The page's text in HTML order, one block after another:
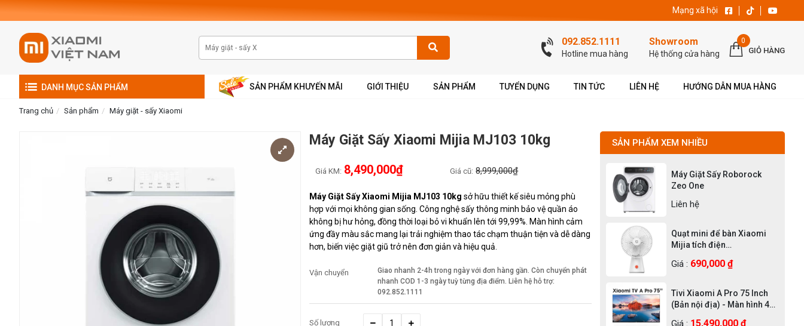
Mạng xã hội
092.852.1111
Hotline mua hàng
Showroom
Hệ thống cửa hàng
0
GIỎ HÀNG
DANH MỤC SẢN PHẨM SẢN PHẨM KHUYẾN MÃI GIỚI THIỆU SẢN PHẨM TUYỂN DỤNG TIN TỨC LIÊN HỆ HƯỚNG DẪN MUA HÀNG
Trang chủ Sản phẩm Máy giặt - sấy Xiaomi
Máy Giặt Sấy Xiaomi Mijia MJ103 10kg
Giá KM: 8,490,000₫ Giá cũ: 8,999,000₫
Máy Giặt Sấy Xiaomi Mijia MJ103 10kg sở hữu thiết kế siêu mỏng phù
hợp với mọi không gian sống. Công nghệ sấy thông minh bảo vệ quần áo
không bị hư hỏng, đồng thời loại bỏ vi khuẩn lên tới 99,99%. Màn hình cảm
ứng đầy màu sắc mang lại trải nghiệm thao tác chạm thuận tiện và dễ dàng
hơn, biến việc giặt giũ trở nên đơn giản và hiệu quả.
Vận chuyển
Giao nhanh 2-4h trong ngày với đơn hàng gần. Còn chuyển phát
nhanh COD 1-3 ngày tuỳ từng địa điểm. Liên hệ hỗ trợ:
092.852.1111
Số lượng
SẢN PHẨM XEM NHIỀU
Máy Giặt Sấy Roborock
Zeo One
Liên hệ
Quạt mini để bàn Xiaomi
Mijia tích điện
Giá : 690,000 ₫
Tivi Xiaomi A Pro 75 Inch
(Bản nội địa) - Màn hình 4K
Giá : 15,490,000 ₫